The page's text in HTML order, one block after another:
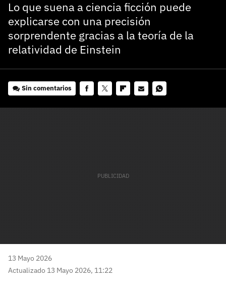
Lo que suena a ciencia ficción puede
explicarse con una precisión
sorprendente gracias a la teoría de la
relatividad de Einstein
Sin comentarios
13 Mayo 2026
Actualizado 13 Mayo 2026, 11:22